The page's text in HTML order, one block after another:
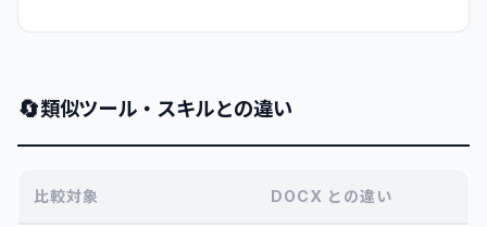
🔄類似ツール・スキルとの違い
比較対象 DOCX との違い